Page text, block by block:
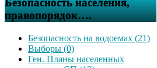
Безопасность населения,
правопорядок….
Безопасность на водоемах (21)
Выборы (0)
Ген. Планы населенных